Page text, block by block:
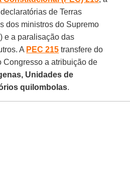
de Terras
dos ministros do Supremo
) e a paralisação das
A PEC 215 transfere do
Congresso a atribuição de
Unidades de
quilombolas.